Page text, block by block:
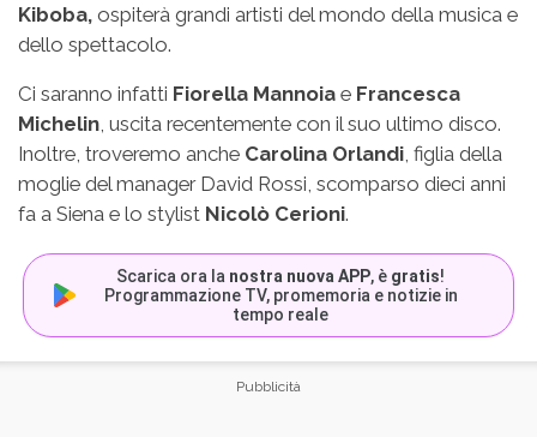
Kiboba, ospiterà grandi artisti del mondo della musica e
dello spettacolo.
Ci saranno infatti Fiorella Mannoia e Francesca
Michelin , uscita recentemente con il suo ultimo disco.
Inoltre, troveremo anche Carolina Orlandi , figlia della
moglie del manager David Rossi, scomparso dieci anni
fa a Siena e lo stylist Nicolò Cerioni.
Scarica ora la nostra nuova APP, è gratis!
Programmazione TV, promemoria e notizie in
tempo reale